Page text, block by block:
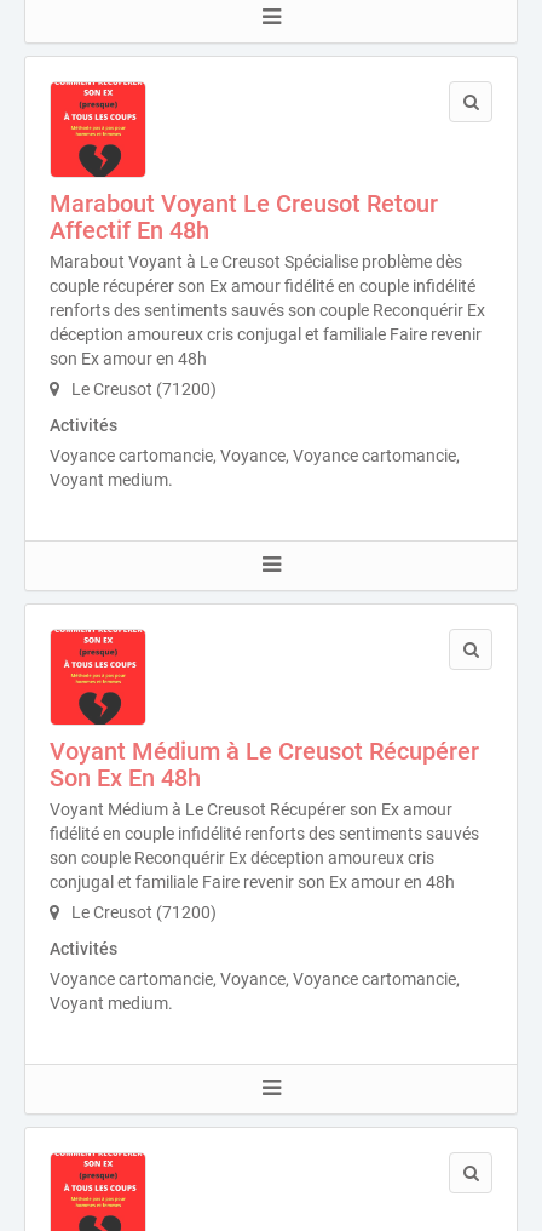
Marabout Voyant Le Creusot Retour
Affectif En 48h
Marabout Voyant à Le Creusot Spécialise problème dès
couple récupérer son Ex amour fidélité en couple infidélité
renforts des sentiments sauvés son couple Reconquérir Ex
déception amoureux cris conjugal et familiale Faire revenir
son Ex amour en 48h
Le Creusot (71200)
Activités
Voyance cartomancie, Voyance, Voyance cartomancie,
Voyant medium.
Voyant Médium à Le Creusot Récupérer
Son Ex En 48h
Voyant Médium à Le Creusot Récupérer son Ex amour
fidélité en couple infidélité renforts des sentiments sauvés
son couple Reconquérir Ex déception amoureux cris
conjugal et familiale Faire revenir son Ex amour en 48h
Le Creusot (71200)
Activités
Voyance cartomancie, Voyance, Voyance cartomancie,
Voyant medium.